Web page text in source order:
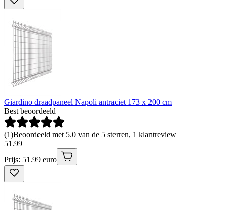
Giardino draadpaneel Napoli antraciet 173 x 200 cm
Best beoordeeld
(1)Beoordeeld met 5.0 van de 5 sterren, 1 klantreview
51 .99
Prijs: 51.99 euro